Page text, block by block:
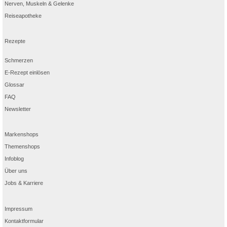
Nerven, Muskeln & Gelenke
Reiseapotheke
Rezepte
Schmerzen
E-Rezept einlösen
Glossar
FAQ
Newsletter
Markenshops
Themenshops
Infoblog
Über uns
Jobs & Karriere
Impressum
Kontaktformular